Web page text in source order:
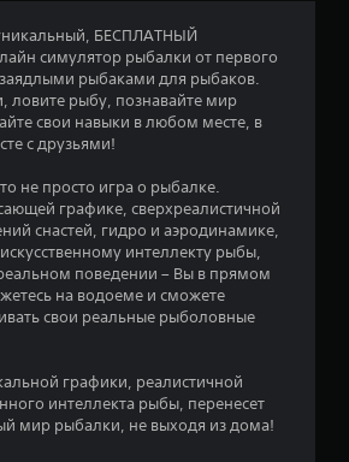
.
7
и
з
т
и
БЕСПЛАТНЫЙ
симулятор рыбалки от первого
рыбаками для рыбаков.
ловите рыбу, познавайте мир
свои навыки в любом месте, в
с друзьями!
не просто игра о рыбалке.
графике, сверхреалистичной
снастей, гидро и аэродинамике,
интеллекту рыбы,
поведении – Вы в прямом
на водоеме и сможете
свои реальные рыболовные
графики, реалистичной
интеллекта рыбы, перенесет
мир рыбалки, не выходя из дома!